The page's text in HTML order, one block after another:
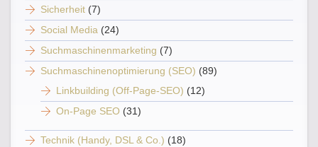
Sicherheit (7)
Social Media (24)
Suchmaschinenmarketing (7)
Suchmaschinenoptimierung (SEO) (89)
Linkbuilding (Off-Page-SEO) (12)
On-Page SEO (31)
Technik (Handy, DSL & Co.) (18)